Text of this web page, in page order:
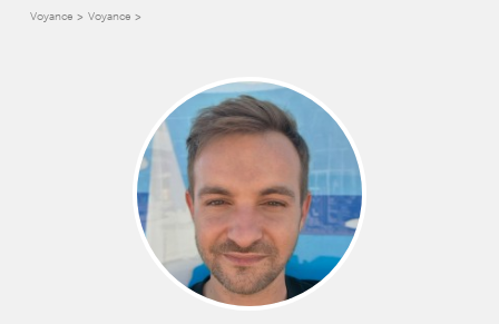
Voyance Voyance